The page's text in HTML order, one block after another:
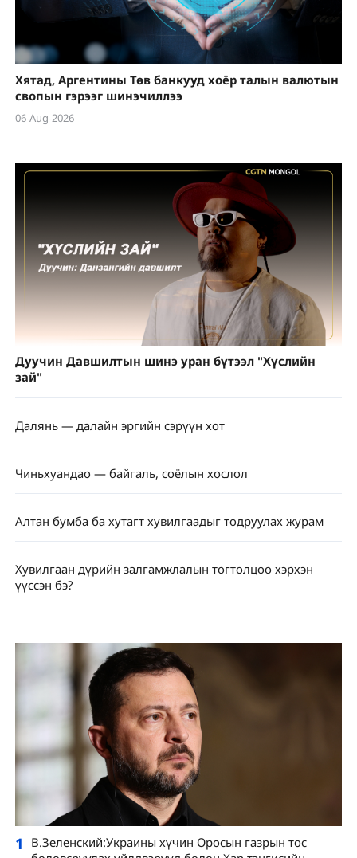
Хятад, Аргентины Төв банкууд хоёр талын валютын
свопын гэрээг шинэчиллээ
06-Aug-2026
Дуучин Давшилтын шинэ уран бүтээл "Хүслийн
зай"
Далянь — далайн эргийн сэрүүн хот
Чиньхуандао — байгаль, соёлын хослол
Алтан бумба ба хутагт хувилгаадыг тодруулах журам
Хувилгаан дүрийн залгамжлалын тогтолцоо хэрхэн
үүссэн бэ?
1
В.Зеленский:Украины хүчин Оросын газрын тос